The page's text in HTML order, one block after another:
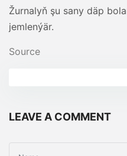
Žurnalyň şu sany däp
jemlenýär.
Source
LEAVE A COMMENT